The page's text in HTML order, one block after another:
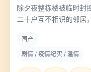
除夕夜整栋楼被临时封
二十户互不相识的邻居
一次团圆饭。
国产
剧情 / 疫情纪实 / 温情